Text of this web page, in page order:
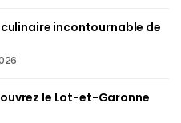
incontournable de
le Lot-et-Garonne